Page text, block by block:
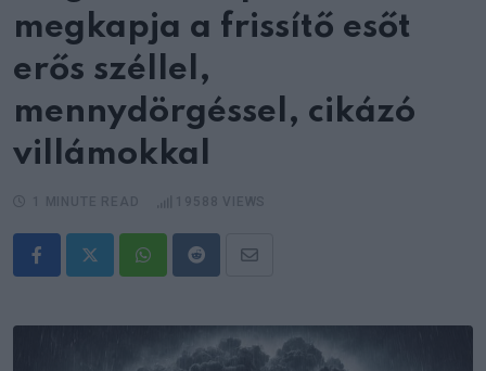
megkapja a frissítő esőt
erős széllel,
mennydörgéssel, cikázó
villámokkal
WhatsappRedditShare
Email